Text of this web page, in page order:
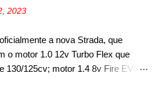
nasce com um design que está
com um desenho mais retangular,
prolongamento para as
faróis cont...
precisam retornar a uma
O primeiro deles será uma
do software do módulo de controle
e HCP). Para alguns veículos
2023
a nova Strada, que
o motor 1.0 12v Turbo Flex que
130/125cv; motor 1.4 8v Fire EVO